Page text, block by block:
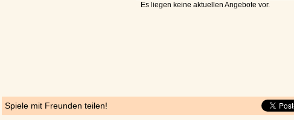
Es liegen keine aktuellen Angebote vor.
Spiele mit Freunden teilen!